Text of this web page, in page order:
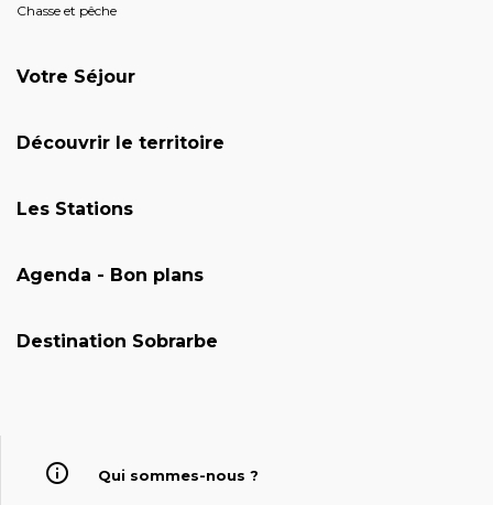
Chasse et pêche
Votre Séjour
Découvrir le territoire
Les Stations
Agenda - Bon plans
Destination Sobrarbe
Qui sommes-nous ?